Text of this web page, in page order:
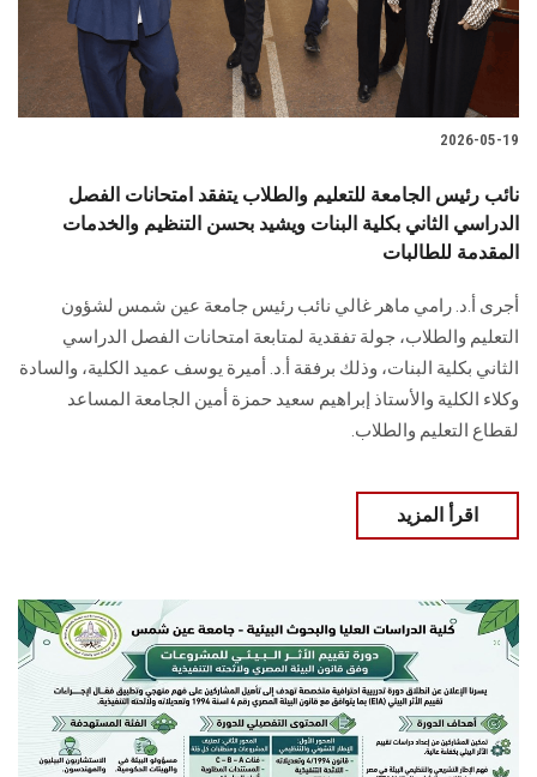
هيئة التدريس
الدراسات العليا
الموظفون
سجل الان
2026-05-19
نائب رئيس الجامعة للتعليم والطلاب يتفقد امتحانات الفصل
الدراسي الثاني بكلية البنات ويشيد بحسن التنظيم والخدمات
المقدمة للطالبات
أجرى أ.د. رامي ماهر غالي نائب رئيس جامعة عين شمس لشؤون
التعليم والطلاب، جولة تفقدية لمتابعة امتحانات الفصل الدراسي
الثاني بكلية البنات، وذلك برفقة أ.د. أميرة يوسف عميد الكلية، والسادة
وكلاء الكلية والأستاذ إبراهيم سعيد حمزة أمين الجامعة المساعد
لقطاع التعليم والطلاب.
اقرأ المزيد